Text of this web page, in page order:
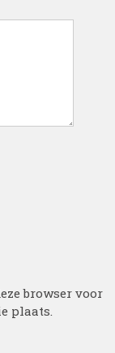
browser voor
plaats.